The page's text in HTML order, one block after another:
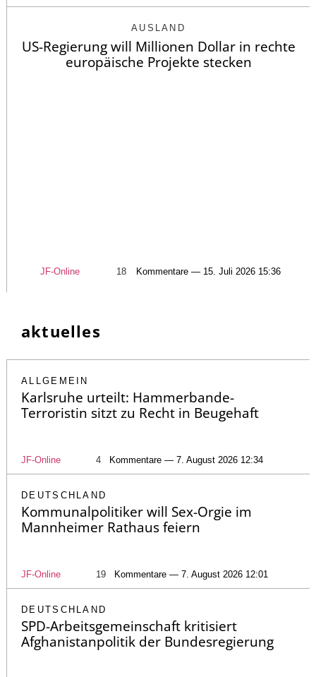
AUSLAND
US-Regierung will Millionen Dollar in rechte
europäische Projekte stecken
JF-Online 18 Kommentare — 15. Juli 2026 15:36
aktuelles
ALLGEMEIN
Karlsruhe urteilt: Hammerbande-
Terroristin sitzt zu Recht in Beugehaft
JF-Online 4 Kommentare — 7. August 2026 12:34
DEUTSCHLAND
Kommunalpolitiker will Sex-Orgie im
Mannheimer Rathaus feiern
JF-Online 19 Kommentare — 7. August 2026 12:01
DEUTSCHLAND
SPD-Arbeitsgemeinschaft kritisiert
Afghanistanpolitik der Bundesregierung